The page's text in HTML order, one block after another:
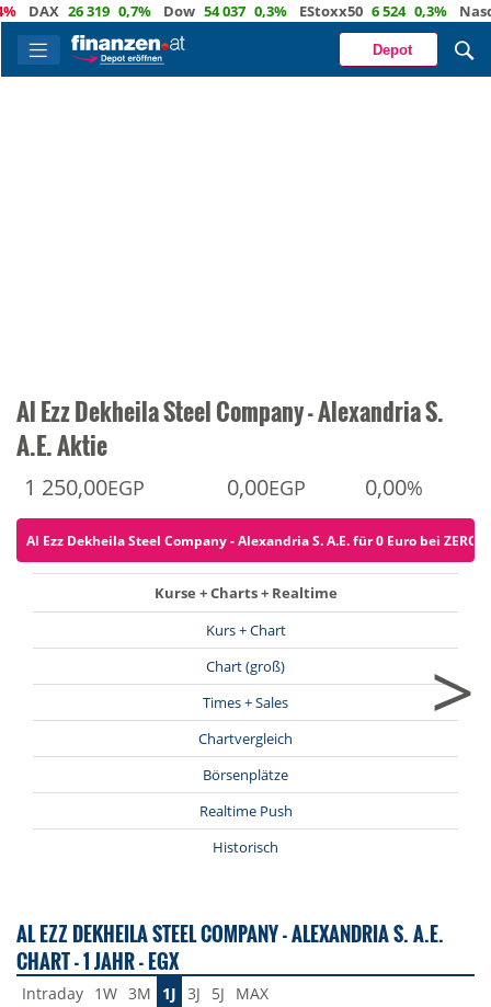
26 319 0,7% Dow 54 037 0,3% EStoxx50 6 524 0,3% Nasdaq
Depot
Al Ezz Dekheila Steel Company - Alexandria S.
A.E. Aktie
1 250,00EGP 0,00EGP 0,00%
Al Ezz Dekheila Steel Company - Alexandria S. A.E. für 0 Euro bei ZERO
Kurse + Charts + Realtime
Kurs + Chart
Chart (groß)
Times + Sales
Chartvergleich
Börsenplätze
Realtime Push
Historisch
>
AL EZZ DEKHEILA STEEL COMPANY - ALEXANDRIA S. A.E.
CHART - 1 JAHR - EGX
Intraday 1W 3M 1J 3J 5J MAX